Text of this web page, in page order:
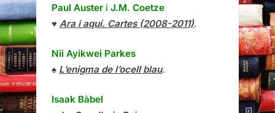
Paul Auster i J.M. Coetze
♥ Ara i aquí. Cartes (2008-2011).
Nii Ayikwei Parkes
♠ L’enigma de l’ocell blau.
Isaak Bàbel